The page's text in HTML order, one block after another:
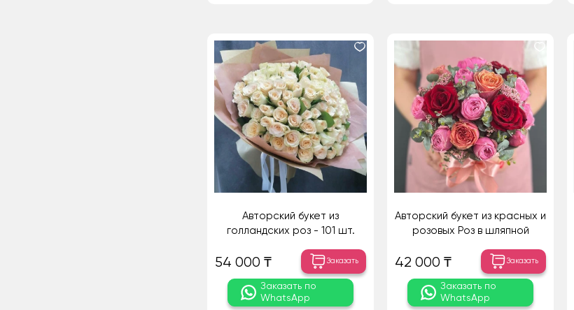
Авторский букет из
голландских роз - 101 шт.
54 000 ₸ Заказать
Заказать по
WhatsApp
Авторский букет из красных и
розовых Роз в шляпной
42 000 ₸ Заказать
Заказать по
WhatsApp